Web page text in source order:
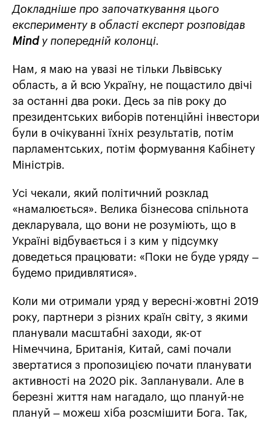
Докладніше про започаткування цього
експерименту в області експерт розповідав
Mind у попередній колонці.
Нам, я маю на увазі не тільки Львівську
область, а й всю Україну, не пощастило двічі
за останні два роки. Десь за пів року до
президентських виборів потенційні інвестори
були в очікуванні їхніх результатів, потім
парламентських, потім формування Кабінету
Міністрів.
Усі чекали, який політичний розклад
«намалюється». Велика бізнесова спільнота
декларувала, що вони не розуміють, що в
Україні відбувається і з ким у підсумку
доведеться працювати: «Поки не буде уряду –
будемо придивлятися».
Коли ми отримали уряд у вересні-жовтні 2019
року, партнери з різних країн світу, з якими
планували масштабні заходи, як-от
Німеччина, Британія, Китай, самі почали
звертатися з пропозицією почати планувати
активності на 2020 рік. Запланували. Але в
березні життя нам нагадало, що плануй-не
плануй – можеш хіба розсмішити Бога. Так,